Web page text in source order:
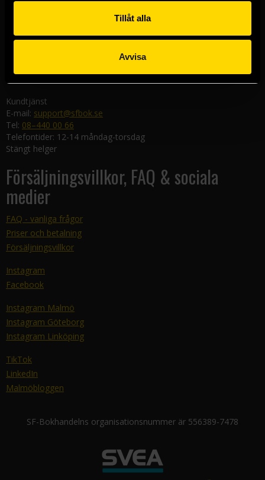
Tillåt alla
Avvisa
Malmöbutiken
582 19 Linköping
Kundtjänst
E-mail: support@sfbok.se
Tel: 08–440 00 66
Telefontider: 12-14 måndag-torsdag
Stängt helger
Försäljningsvillkor, FAQ & sociala
medier
FAQ - vanliga frågor
Priser och betalning
Försäljningsvillkor
Instagram
Facebook
Instagram Malmö
Instagram Göteborg
Instagram Linköping
TikTok
LinkedIn
Malmöbloggen
SF-Bokhandelns organisationsnummer är 556389-7478